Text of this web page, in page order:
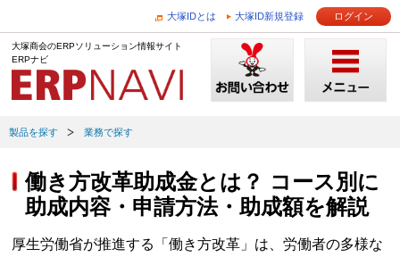
大塚IDとは 大塚ID新規登録 ログイン
大塚商会のERPソリューション情報サイト
ERPナビ
製品を探す 業務で探す
働き方改革助成金とは？ コース別に
助成内容・申請方法・助成額を解説
厚生労働省が推進する「働き方改革」は、労働者の多様な